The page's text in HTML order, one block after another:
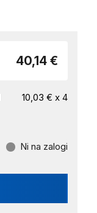
40,14 €
10,03 € x 4
Ni na zalogi